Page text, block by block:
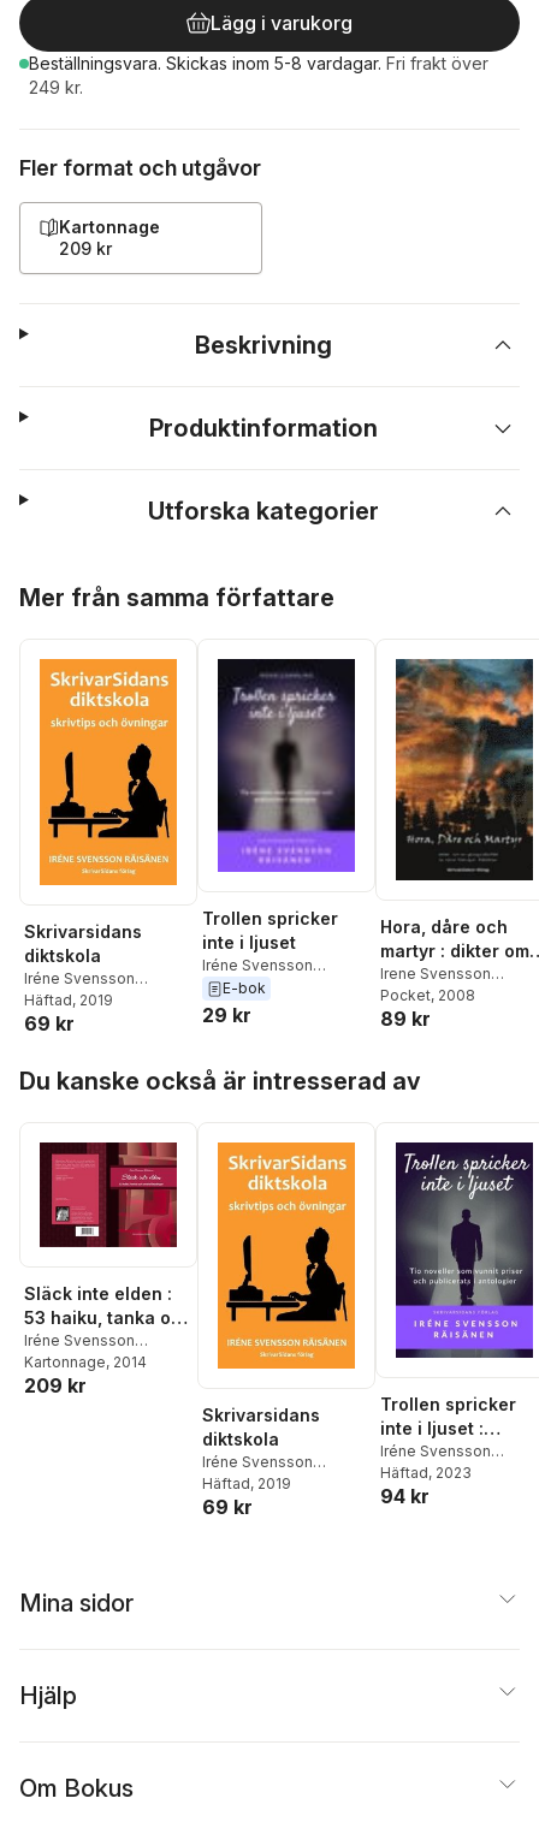
Lägg i varukorg
Beställningsvara. Skickas inom 5-8 vardagar. Fri frakt över
249 kr.
Fler format och utgåvor
Kartonnage
209 kr
Beskrivning
Produktinformation
Utforska kategorier
Mer från samma författare
Skrivarsidans
diktskola
Iréne Svensson
Räisänen
Häftad, 2019
69 kr
Trollen spricker
inte i ljuset
Iréne Svensson
Räisänen
E-bok
29 kr
Hora, dåre och
martyr : dikter om
en gruppvåldtäkt
Irene Svensson
Räisänen
Pocket, 2008
89 kr
Du kanske också är intresserad av
Släck inte elden :
53 haiku, tanka och
andra fåradingar
Iréne Svensson
Räisänen
Kartonnage, 2014
209 kr
Skrivarsidans
diktskola
Iréne Svensson
Räisänen
Häftad, 2019
69 kr
Trollen spricker
inte i ljuset :
noveller
Iréne Svensson
Räisänen
Häftad, 2023
94 kr
Mina sidor
Hjälp
Om Bokus